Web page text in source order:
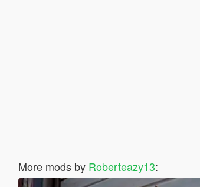
More mods by Roberteazy13: